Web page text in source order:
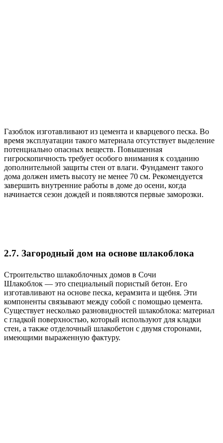
Газоблок изготавливают из цемента и кварцевого песка. Во
время эксплуатации такого материала отсутствует выделение
потенциально опасных веществ. Повышенная
гигроскопичность требует особого внимания к созданию
дополнительной защиты стен от влаги. Фундамент такого
дома должен иметь высоту не менее 70 см. Рекомендуется
завершить внутренние работы в доме до осени, когда
начинается сезон дождей и появляются первые заморозки.
2.7. Загородный дом на основе шлакоблока
Строительство шлакоблочных домов в Сочи
Шлакоблок — это специальный пористый бетон. Его
изготавливают на основе песка, керамзита и щебня. Эти
компоненты связывают между собой с помощью цемента.
Существует несколько разновидностей шлакоблока: материал
с гладкой поверхностью, который используют для кладки
стен, а также отделочный шлакобетон с двумя сторонами,
имеющими выраженную фактуру.